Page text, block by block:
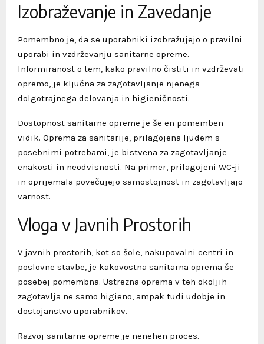
Izobraževanje in Zavedanje
Pomembno je, da se uporabniki izobražujejo o pravilni
uporabi in vzdrževanju sanitarne opreme.
Informiranost o tem, kako pravilno čistiti in vzdrževati
opremo, je ključna za zagotavljanje njenega
dolgotrajnega delovanja in higieničnosti.
Dostopnost sanitarne opreme je še en pomemben
vidik. Oprema za sanitarije, prilagojena ljudem s
posebnimi potrebami, je bistvena za zagotavljanje
enakosti in neodvisnosti. Na primer, prilagojeni WC-ji
in oprijemala povečujejo samostojnost in zagotavljajo
varnost.
Vloga v Javnih Prostorih
V javnih prostorih, kot so šole, nakupovalni centri in
poslovne stavbe, je kakovostna sanitarna oprema še
posebej pomembna. Ustrezna oprema v teh okoljih
zagotavlja ne samo higieno, ampak tudi udobje in
dostojanstvo uporabnikov.
Razvoj sanitarne opreme je nenehen proces.